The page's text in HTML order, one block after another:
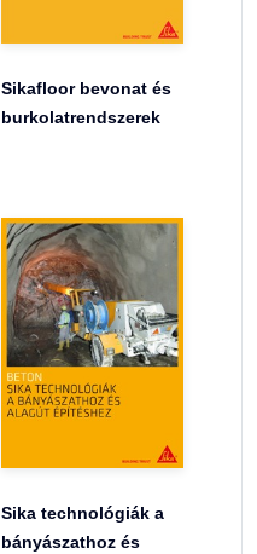
Sikafloor bevonat és
burkolatrendszerek
Sika technológiák a
bányászathoz és